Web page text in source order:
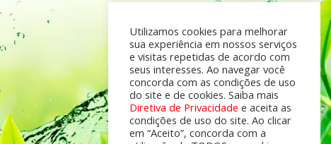
Utilizamos cookies para melhorar
sua experiência em nossos serviços
e visitas repetidas de acordo com
seus interesses. Ao navegar você
concorda com as condições de uso
do site e de cookies. Saiba mais
Diretiva de Privacidade e aceita as
condições de uso do site. Ao clicar
em “Aceito”, concorda com a